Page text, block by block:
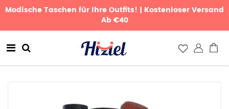
Modische Taschen für Ihre Outfits! | Kostenloser Versand
Ab €40